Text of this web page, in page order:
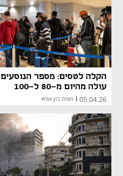
הקלה לטסים: מספר
עולה מהיום מ-80 ל-100
05.04.26 חופית כהן אולאי